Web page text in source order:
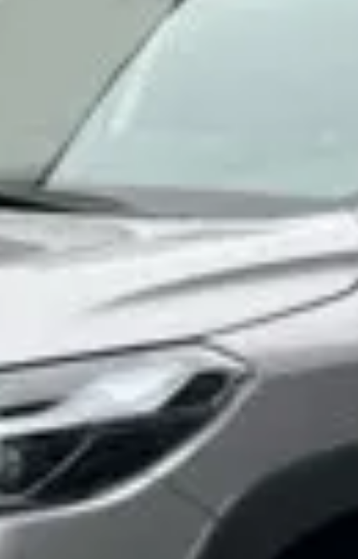
Souhlasím se zpracováním
Přihlášení k odběru novinek
Vždy vyčkejte na potvrzení data a času naším
prodejcem.
Pole označená * jsou povinná.